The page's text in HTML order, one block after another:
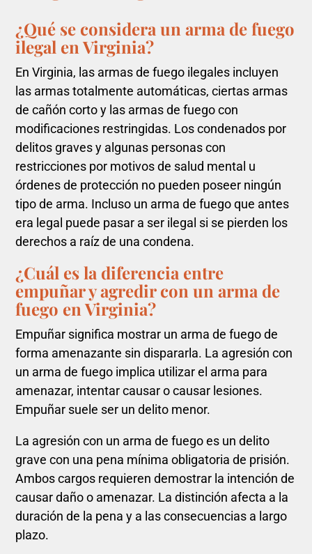
¿Qué se considera un arma de fuego
ilegal en Virginia?
En Virginia, las armas de fuego ilegales incluyen
las armas totalmente automáticas, ciertas armas
de cañón corto y las armas de fuego con
modificaciones restringidas. Los condenados por
delitos graves y algunas personas con
restricciones por motivos de salud mental u
órdenes de protección no pueden poseer ningún
tipo de arma. Incluso un arma de fuego que antes
era legal puede pasar a ser ilegal si se pierden los
derechos a raíz de una condena.
¿Cuál es la diferencia entre
empuñar y agredir con un arma de
fuego en Virginia?
Empuñar significa mostrar un arma de fuego de
forma amenazante sin dispararla. La agresión con
un arma de fuego implica utilizar el arma para
amenazar, intentar causar o causar lesiones.
Empuñar suele ser un delito menor.
La agresión con un arma de fuego es un delito
grave con una pena mínima obligatoria de prisión.
Ambos cargos requieren demostrar la intención de
causar daño o amenazar. La distinción afecta a la
duración de la pena y a las consecuencias a largo
plazo.